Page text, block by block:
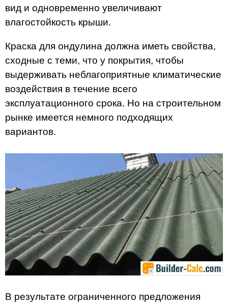
вид и одновременно увеличивают
влагостойкость крыши.
Краска для ондулина должна иметь свойства,
сходные с теми, что у покрытия, чтобы
выдерживать неблагоприятные климатические
воздействия в течение всего
эксплуатационного срока. Но на строительном
рынке имеется немного подходящих
вариантов.
В результате ограниченного предложения